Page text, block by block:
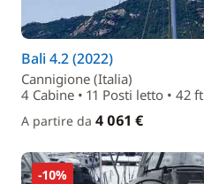
Bali 4.2 (2022)
Cannigione (Italia)
4 Cabine • 11 Posti letto • 42 ft
A partire da 4 061 €
-10%